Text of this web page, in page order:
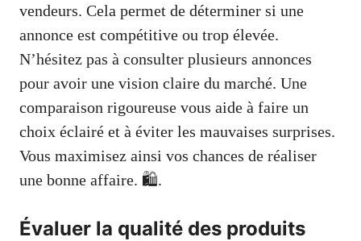
vendeurs. Cela permet de déterminer si une
annonce est compétitive ou trop élevée.
N’hésitez pas à consulter plusieurs annonces
pour avoir une vision claire du marché. Une
comparaison rigoureuse vous aide à faire un
choix éclairé et à éviter les mauvaises surprises.
Vous maximisez ainsi vos chances de réaliser
une bonne affaire. 🛍️.
Évaluer la qualité des produits